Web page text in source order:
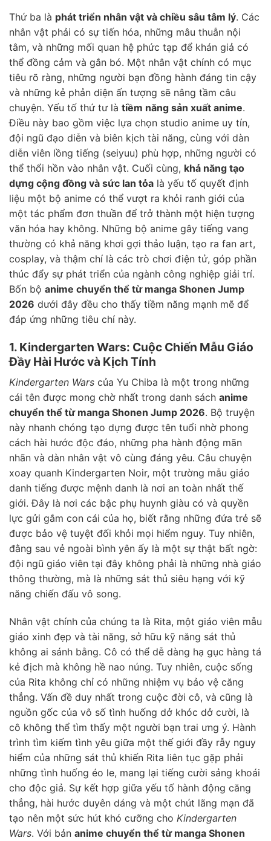
Thứ ba là phát triển nhân vật và chiều sâu tâm lý. Các
nhân vật phải có sự tiến hóa, những mâu thuẫn nội
tâm, và những mối quan hệ phức tạp để khán giả có
thể đồng cảm và gắn bó. Một nhân vật chính có mục
tiêu rõ ràng, những người bạn đồng hành đáng tin cậy
và những kẻ phản diện ấn tượng sẽ nâng tầm câu
chuyện. Yếu tố thứ tư là tiềm năng sản xuất anime.
Điều này bao gồm việc lựa chọn studio anime uy tín,
đội ngũ đạo diễn và biên kịch tài năng, cùng với dàn
diễn viên lồng tiếng (seiyuu) phù hợp, những người có
thể thổi hồn vào nhân vật. Cuối cùng, khả năng tạo
dựng cộng đồng và sức lan tỏa là yếu tố quyết định
liệu một bộ anime có thể vượt ra khỏi ranh giới của
một tác phẩm đơn thuần để trở thành một hiện tượng
văn hóa hay không. Những bộ anime gây tiếng vang
thường có khả năng khơi gợi thảo luận, tạo ra fan art,
cosplay, và thậm chí là các trò chơi điện tử, góp phần
thúc đẩy sự phát triển của ngành công nghiệp giải trí.
Bốn bộ anime chuyển thể từ manga Shonen Jump
2026 dưới đây đều cho thấy tiềm năng mạnh mẽ để
đáp ứng những tiêu chí này.
1. Kindergarten Wars: Cuộc Chiến Mẫu Giáo
Đầy Hài Hước và Kịch Tính
Kindergarten Wars của Yu Chiba là một trong những
cái tên được mong chờ nhất trong danh sách anime
chuyển thể từ manga Shonen Jump 2026. Bộ truyện
này nhanh chóng tạo dựng được tên tuổi nhờ phong
cách hài hước độc đáo, những pha hành động mãn
nhãn và dàn nhân vật vô cùng đáng yêu. Câu chuyện
xoay quanh Kindergarten Noir, một trường mẫu giáo
danh tiếng được mệnh danh là nơi an toàn nhất thế
giới. Đây là nơi các bậc phụ huynh giàu có và quyền
lực gửi gắm con cái của họ, biết rằng những đứa trẻ sẽ
được bảo vệ tuyệt đối khỏi mọi hiểm nguy. Tuy nhiên,
đằng sau vẻ ngoài bình yên ấy là một sự thật bất ngờ:
đội ngũ giáo viên tại đây không phải là những nhà giáo
thông thường, mà là những sát thủ siêu hạng với kỹ
năng chiến đấu vô song.
Nhân vật chính của chúng ta là Rita, một giáo viên mẫu
giáo xinh đẹp và tài năng, sở hữu kỹ năng sát thủ
không ai sánh bằng. Cô có thể dễ dàng hạ gục hàng tá
kẻ địch mà không hề nao núng. Tuy nhiên, cuộc sống
của Rita không chỉ có những nhiệm vụ bảo vệ căng
thẳng. Vấn đề duy nhất trong cuộc đời cô, và cũng là
nguồn gốc của vô số tình huống dở khóc dở cười, là
cô không thể tìm thấy một người bạn trai ưng ý. Hành
trình tìm kiếm tình yêu giữa một thế giới đầy rẫy nguy
hiểm của những sát thủ khiến Rita liên tục gặp phải
những tình huống éo le, mang lại tiếng cười sảng khoái
cho độc giả. Sự kết hợp giữa yếu tố hành động căng
thẳng, hài hước duyên dáng và một chút lãng mạn đã
tạo nên một sức hút khó cưỡng cho Kindergarten
Wars. Với bản anime chuyển thể từ manga Shonen